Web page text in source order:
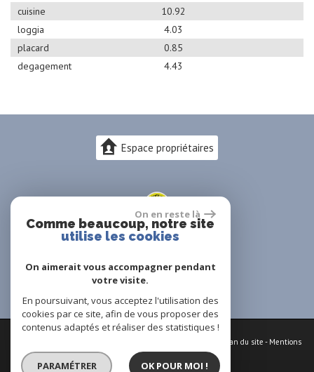
cuisine
10.92
loggia
4.03
placard
0.85
degagement
4.43
Espace propriétaires
Plan du site - Mentions
légales-Nos honoraires-Partenaires -Admin-Politique RGPD
On en reste là
Comme beaucoup, notre site
utilise les cookies
On aimerait vous accompagner pendant
votre visite.
En poursuivant, vous acceptez l'utilisation des
cookies par ce site, afin de vous proposer des
contenus adaptés et réaliser des statistiques !
PARAMÉTRER OK POUR MOI !